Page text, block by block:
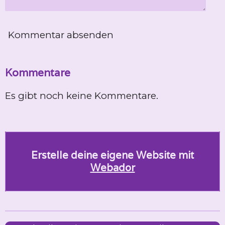
Kommentar absenden
Kommentare
Es gibt noch keine Kommentare.
Erstelle deine eigene Website mit
Webador